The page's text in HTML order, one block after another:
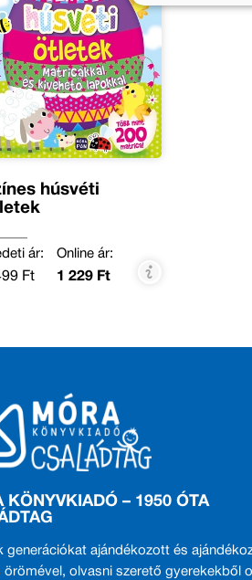
húsvéti
ár:
Ft
Online ár:
1 229 Ft
KÖNYVKIADÓ – 1950 ÓTA
generációkat ajándékozott és
örömével, olvasni szerető gyerekekből